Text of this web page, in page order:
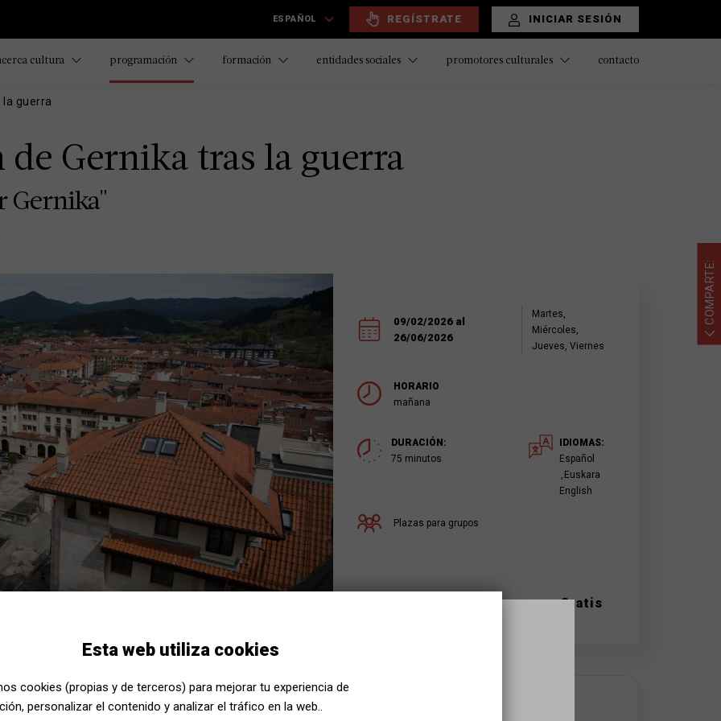
ESPAÑOL REGÍSTRATE INICIAR SESIÓN
cultura programación formación entidades sociales promotores culturales contacto
la guerra
Gernika tras la guerra
Gernika"
09/02/2026 al
26/06/2026
Martes,
Miércoles,
Jueves, Viernes
HORARIO
mañana
DURACIÓN:
75 minutos
IDIOMAS:
Español
Euskara
English
Plazas para grupos
Gratis
COMPARTE:
Esta web utiliza cookies
cookies (propias y de terceros) para mejorar tu experiencia de
personalizar el contenido y analizar el tráfico en la web..